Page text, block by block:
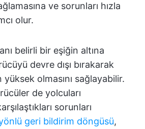
ve sorunları hızla
olur.
belirli bir eşiğin altına
devre dışı bırakarak
olmasını sağlayabilir.
de yolcuları
sorunları
geri bildirim döngüsü,